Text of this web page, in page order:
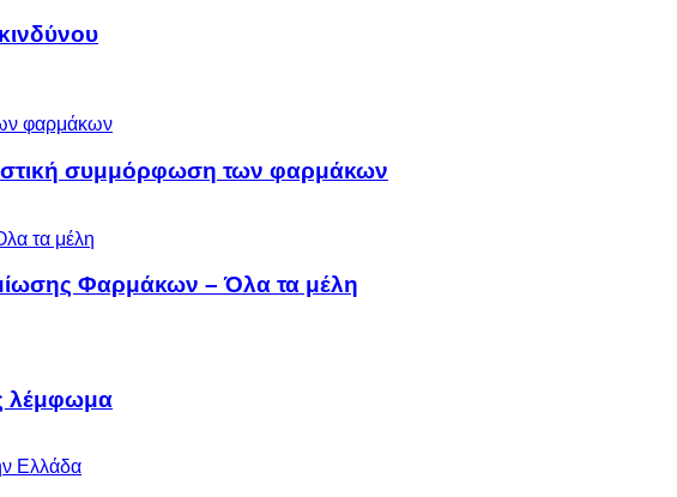
συμμόρφωση των φαρμάκων
Φαρμάκων – Όλα τα μέλη
λέμφωμα